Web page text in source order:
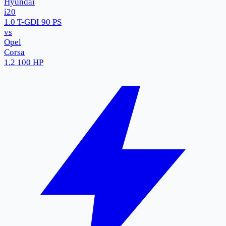
i20
1.0 T-GDI 90 PS
vs
Opel
Corsa
1.2 100 HP